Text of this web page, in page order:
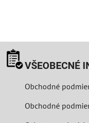
VŠEOBECNÉ
Obchodné
Obchodné